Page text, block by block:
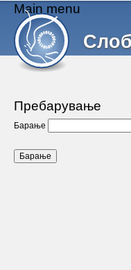
Main menu
Пребарување
Барање